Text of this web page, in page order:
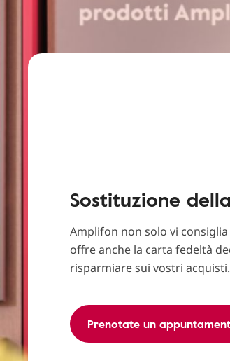
Sostituzione
Amplifon non solo vi
offre anche la carta fedeltà
risparmiare sui vostri acquisti.
Prenotate un